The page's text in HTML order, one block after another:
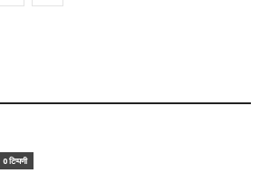
0 टिप्पणी